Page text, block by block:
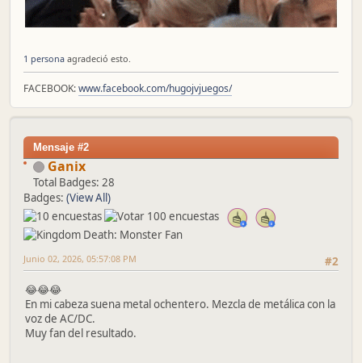
1 persona agradeció esto.
FACEBOOK:www.facebook.com/hugojvjuegos/
Mensaje #2
Ganix
Total Badges: 28
Badges: (View All)
#2
Junio 02, 2026, 05:57:08 PM
😂😂😂
En mi cabeza suena metal ochentero. Mezcla de metálica con la
voz de AC/DC.
Muy fan del resultado.